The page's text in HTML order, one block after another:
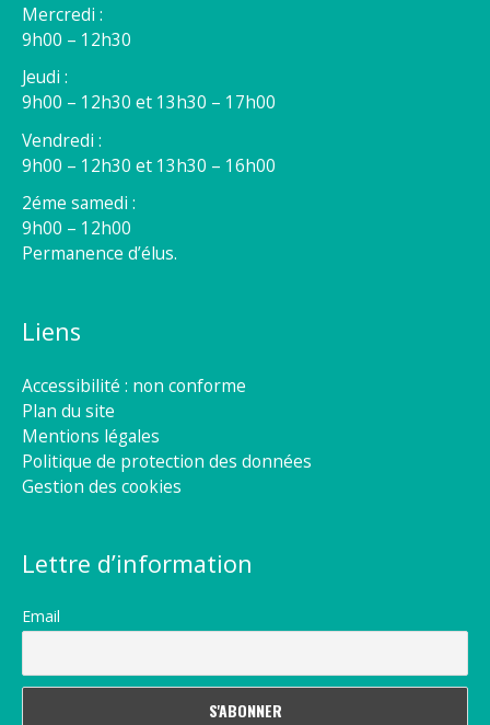
Mercredi :
9h00 – 12h30
Jeudi :
9h00 – 12h30 et 13h30 – 17h00
Vendredi :
9h00 – 12h30 et 13h30 – 16h00
2éme samedi :
9h00 – 12h00
Permanence d’élus.
Liens
Accessibilité : non conforme
Plan du site
Mentions légales
Politique de protection des données
Gestion des cookies
Lettre d’information
Email